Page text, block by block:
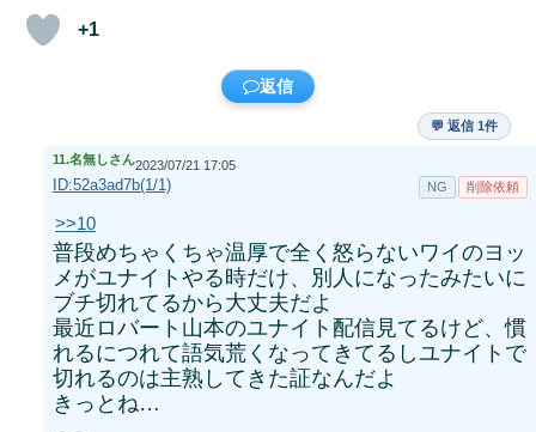
+1
返信
💬 返信 1件
11.名無しさん2023/07/21 17:05
ID:52a3ad7b(1/1) NG 削除依頼
>>10
普段めちゃくちゃ温厚で全く怒らないワイのヨッ
メがユナイトやる時だけ、別人になったみたいに
ブチ切れてるから大丈夫だよ
最近ロバート山本のユナイト配信見てるけど、慣
れるにつれて語気荒くなってきてるしユナイトで
切れるのは主熟してきた証なんだよ
きっとね…